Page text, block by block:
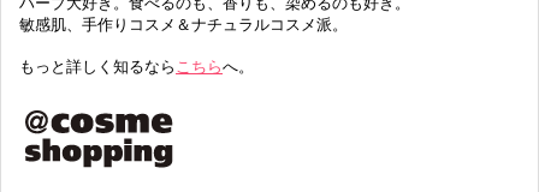
敏感肌、手作りコスメ＆ナチュラルコスメ派。
もっと詳しく知るなら こちらへ。